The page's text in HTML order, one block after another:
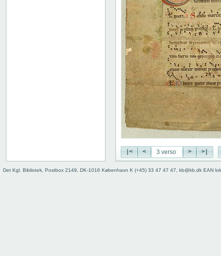
|< < > >|
Det Kgl. Bibliotek, Postbox 2149, DK-1016 København K (+45) 33 47 47 47, kb@kb.dk EAN